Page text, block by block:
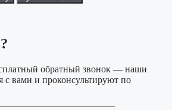
обратный звонок — наши
с вами и проконсультируют по